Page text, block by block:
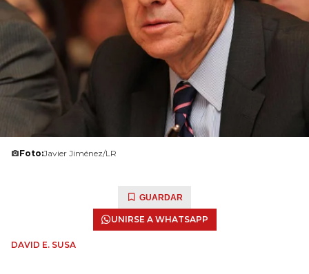
Foto:Javier Jiménez/LR
GUARDAR
UNIRSE A WHATSAPP
DAVID E. SUSA